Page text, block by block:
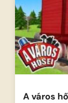
A város